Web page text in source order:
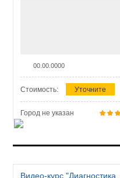
00.00.0000
Стоимость: Уточните
Город не указан
Видео-курс "Диагностика